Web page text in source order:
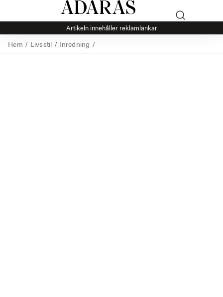
Artikeln innehåller reklamlänkar
Hem / Livsstil / Inredning /